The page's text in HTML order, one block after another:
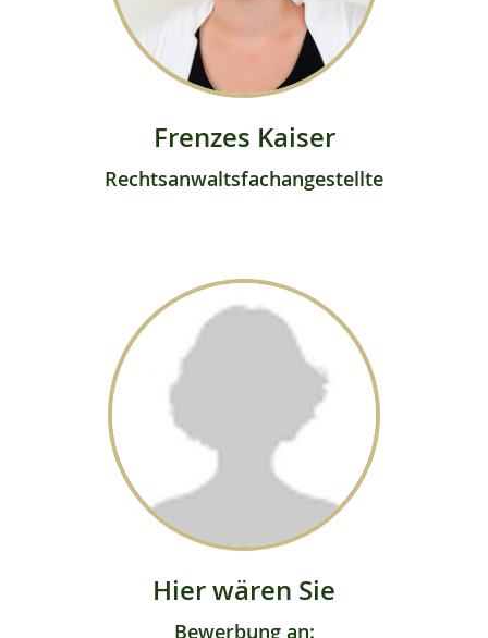
Frenzes Kaiser
Rechtsanwaltsfachangestellte
Hier wären Sie
Bewerbung an: